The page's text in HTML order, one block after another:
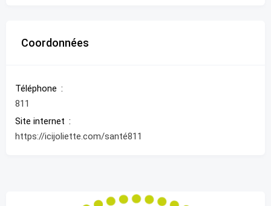
Coordonnées
Téléphone
811
Site internet
https://icijoliette.com/santé811